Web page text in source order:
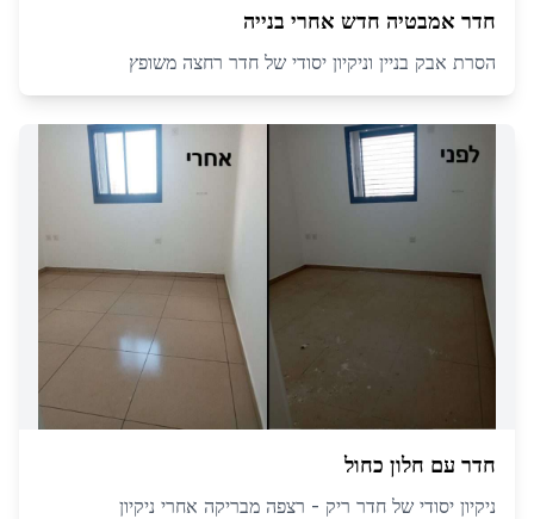
חדר אמבטיה חדש אחרי בנייה
הסרת אבק בניין וניקיון יסודי של חדר רחצה משופץ
חדר עם חלון כחול
ניקיון יסודי של חדר ריק - רצפה מבריקה אחרי ניקיון